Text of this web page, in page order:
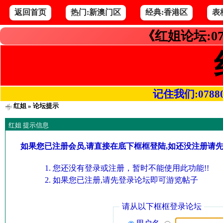
返回首页 热门:新澳门区 经典:香港区 表
《红姐论坛
记住我们
红姐» 论坛提示
红姐 提示信息
如果您已注册会员,请直接在底下框框登陆,如还没注册请
您还没有登录或注册，暂时不能使用此功能!!
如果您已注册,请先登录论坛即可游览帖子
请从以下框框登录论坛